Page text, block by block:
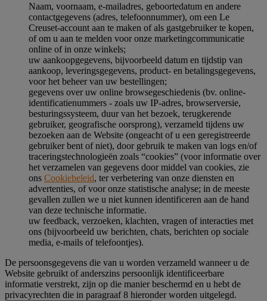
Naam, voornaam, e-mailadres, geboortedatum en andere
contactgegevens (adres, telefoonnummer), om een Le
Creuset-account aan te maken of als gastgebruiker te kopen,
of om u aan te melden voor onze marketingcommunicatie
online of in onze winkels;
uw aankoopgegevens, bijvoorbeeld datum en tijdstip van
aankoop, leveringsgegevens, product- en betalingsgegevens,
voor het beheer van uw bestellingen;
gegevens over uw online browsegeschiedenis (bv. online-
identificatienummers - zoals uw IP-adres, browserversie,
besturingssysteem, duur van het bezoek, terugkerende
gebruiker, geografische oorsprong), verzameld tijdens uw
bezoeken aan de Website (ongeacht of u een geregistreerde
gebruiker bent of niet), door gebruik te maken van logs en/of
traceringstechnologieën zoals “cookies” (voor informatie over
het verzamelen van gegevens door middel van cookies, zie
ons Cookiebeleid, ter verbetering van onze diensten en
advertenties, of voor onze statistische analyse; in de meeste
gevallen zullen we u niet kunnen identificeren aan de hand
van deze technische informatie.
uw feedback, verzoeken, klachten, vragen of interacties met
ons (bijvoorbeeld uw berichten, chats, berichten op sociale
media, e-mails of telefoontjes).
De persoonsgegevens die van u worden verzameld wanneer u de
Website gebruikt of anderszins persoonlijk identificeerbare
informatie verstrekt, zijn op die manier beschermd en u hebt de
privacyrechten die in paragraaf 8 hieronder worden uitgelegd.